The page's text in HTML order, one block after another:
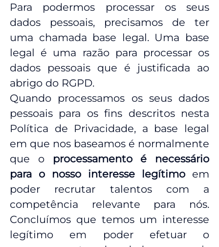
Para podermos processar os seus
dados pessoais, precisamos de ter
uma chamada base legal. Uma base
legal é uma razão para processar os
dados pessoais que é justificada ao
abrigo do RGPD.
Quando processamos os seus dados
pessoais para os fins descritos nesta
Política de Privacidade, a base legal
em que nos baseamos é normalmente
que o processamento é necessário
para o nosso interesse legítimo em
poder recrutar talentos com a
competência relevante para nós.
Concluímos que temos um interesse
legítimo em poder efetuar o